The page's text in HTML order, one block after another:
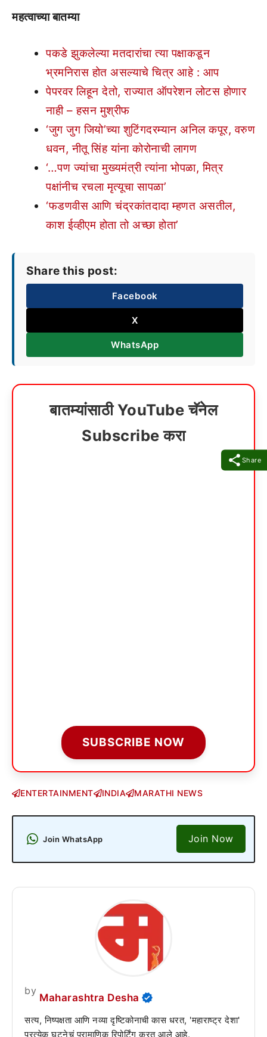
Share
महत्वाच्या बातम्या
पकडे झुकलेल्या मतदारांचा त्या पक्षाकडून
भ्रमनिरास होत असल्याचे चित्र आहे : आप
पेपरवर लिहून देतो, राज्यात ऑपरेशन लोटस होणार
नाही – हसन मुश्रीफ
‘जुग जुग जियो’च्या शुटिंगदरम्यान अनिल कपूर, वरुण
धवन, नीतू सिंह यांना कोरोनाची लागण
‘…पण ज्यांचा मुख्यमंत्री त्यांना भोपळा, मित्र
पक्षांनीच रचला मृत्यूचा सापळा’
‘फडणवीस आणि चंद्रकांतदादा म्हणत असतील,
काश ईव्हीएम होता तो अच्छा होता’
Share this post:
Facebook
X
WhatsApp
बातम्यांसाठी YouTube चॅनेल
Subscribe करा
SUBSCRIBE NOW
ENTERTAINMENT INDIA MARATHI NEWS
Join WhatsApp Join Now
by
Maharashtra Desha
सत्य, निष्पक्षता आणि नव्या दृष्टिकोनाची कास धरत, 'महाराष्ट्र देशा'
प्रत्येक घटनेचं प्रामाणिक रिपोर्टिंग करत आले आहे.